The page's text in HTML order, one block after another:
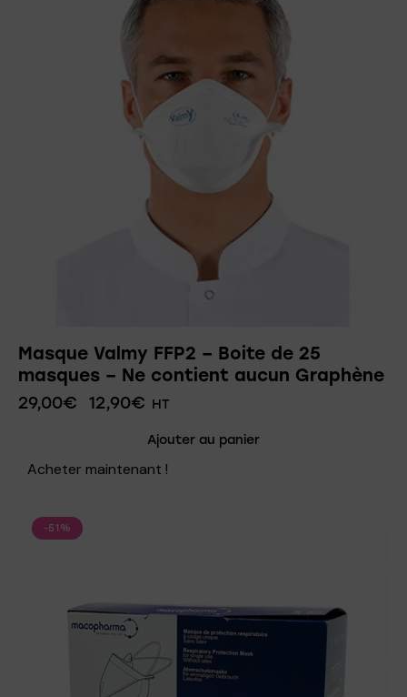
Masque Valmy FFP2 – Boite de 25
masques – Ne contient aucun Graphène
29,00€ 12,90€ HT
Ajouter au panier
Acheter maintenant !
-51%